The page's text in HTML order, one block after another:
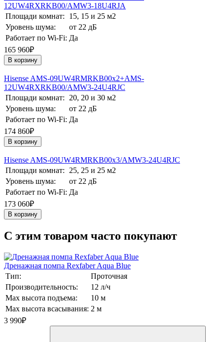
12UW4RXRKB00/AMW3-18U4RJA
Площади комнат:
15, 15 и 25 м2
Уровень шума:
от 22 дБ
Работает по Wi-Fi: Да
165 960₽
В корзину
Hisense AMS-09UW4RMRKB00х2+AMS-
12UW4RXRKB00/AMW3-24U4RJC
Площади комнат:
20, 20 и 30 м2
Уровень шума:
от 22 дБ
Работает по Wi-Fi: Да
174 860₽
В корзину
Hisense AMS-09UW4RMRKB00х3/AMW3-24U4RJC
Площади комнат:
25, 25 и 25 м2
Уровень шума:
от 22 дБ
Работает по Wi-Fi: Да
173 060₽
В корзину
C этим товаром часто покупают
Дренажная помпа Rexfaber Aqua Blue
Тип:
Проточная
Производительность:
12 л/ч
Max высота подъема:
10 м
Max высота всасывания: 2 м
3 990₽